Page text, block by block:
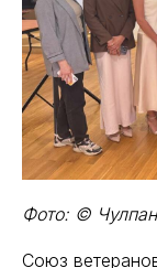
Фото: ©
Союз